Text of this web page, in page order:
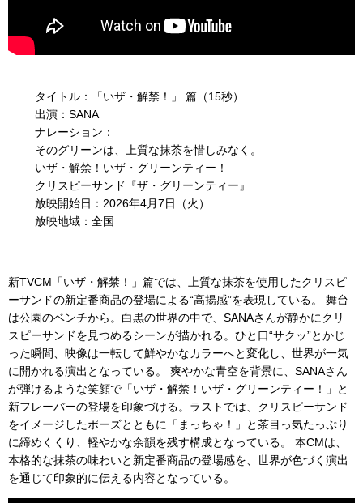
タイトル：「いザ・解禁！」 篇（15秒）
出演：SANA
ナレーション：
そのグリーンは、上質な抹茶を惜しみなく。
いザ・解禁！いザ・グリーンティー！
クリスピーサンド『ザ・グリーンティー』
放映開始日：2026年4月7日（火）
放映地域：全国
新TVCM「いザ・解禁！」篇では、上質な抹茶を使用したクリスピ
ーサンドの新定番商品の登場による“高揚感”を表現している。 舞台
は公園のベンチから。白黒の世界の中で、SANAさんが静かにクリ
スピーサンドを見つめるシーンが描かれる。ひと口“サクッ”とかじ
った瞬間、映像は一転して鮮やかなカラーへと変化し、世界が一気
に開かれる演出となっている。 爽やかな青空を背景に、SANAさん
が弾けるような笑顔で「いザ・解禁！いザ・グリーンティー！」と
新フレーバーの登場を印象づける。ラストでは、クリスピーサンド
をイメージしたポーズとともに「まっちゃ！」と茶目っ気たっぷり
に締めくくり、軽やかな余韻を残す構成となっている。 本CMは、
本格的な抹茶の味わいと新定番商品の登場感を、世界が色づく演出
を通じて印象的に伝える内容となっている。